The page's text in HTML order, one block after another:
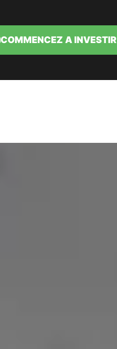
COMMENCEZ A INVESTIR